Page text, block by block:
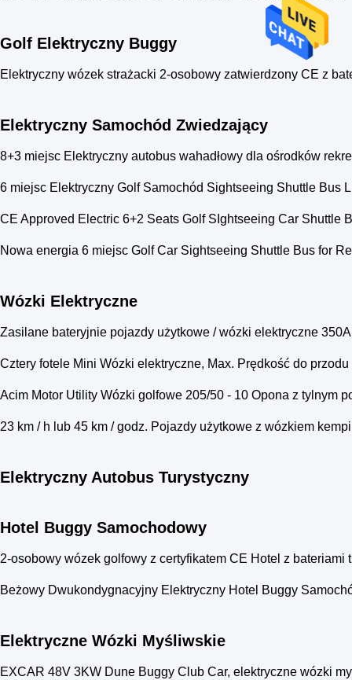
Golf Elektryczny Buggy
Elektryczny wózek strażacki 2-osobowy zatwierdzony CE z
Elektryczny Samochód Zwiedzający
8+3 miejsc Elektryczny autobus wahadłowy dla ośrodków
6 miejsc Elektryczny Golf Samochód Sightseeing Shuttle Bus
CE Approved Electric 6+2 Seats Golf SIghtseeing Car Shuttle
Nowa energia 6 miejsc Golf Car Sightseeing Shuttle Bus for
Wózki Elektryczne
Zasilane bateryjnie pojazdy użytkowe / wózki elektryczne
Cztery fotele Mini Wózki elektryczne, Max. Prędkość do przodu
Acim Motor Utility Wózki golfowe 205/50 - 10 Opona z tylnym
23 km / h lub 45 km / godz. Pojazdy użytkowe z wózkiem
Elektryczny Autobus Turystyczny
Hotel Buggy Samochodowy
2-osobowy wózek golfowy z certyfikatem CE Hotel z bateriami
Beżowy Dwukondygnacyjny Elektryczny Hotel Buggy
Elektryczne Wózki Myśliwskie
EXCAR 48V 3KW Dune Buggy Club Car, elektryczne wózki